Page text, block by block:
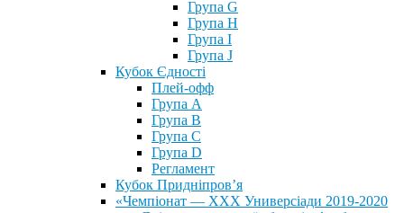
Група G
Група H
Група I
Група J
Кубок Єдності
Плей-офф
Група А
Група В
Група С
Група D
Регламент
Кубок Придніпров’я
«Чемпіонат — ХХХ Универсіади 2019-2020